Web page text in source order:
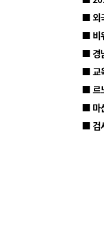
■ 외
■ 비
■ 르
■ 마